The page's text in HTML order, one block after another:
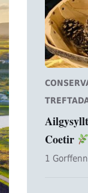
Coetir
1